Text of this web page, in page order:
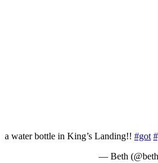
a water bottle in King’s Landing!! #got
— Beth